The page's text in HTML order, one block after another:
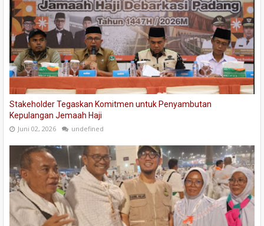
Stakeholder Tegaskan Komitmen untuk Penyambutan
Kepulangan Jemaah Haji
Juni 02, 2026 undefined